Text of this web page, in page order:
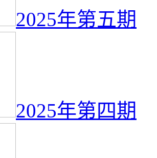
2025年第五期
2025年第四期